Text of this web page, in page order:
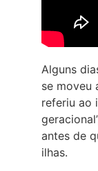
Alguns
se moveu
referiu ao
antes de
ilhas.